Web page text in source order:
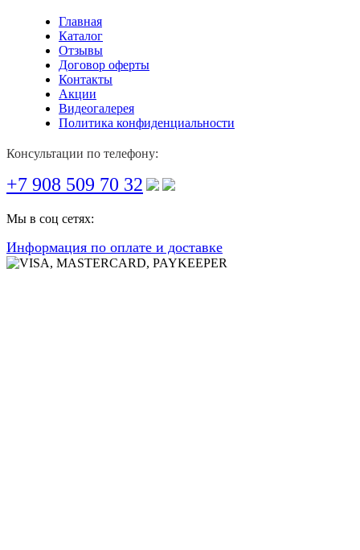
Главная
Каталог
Отзывы
Договор оферты
Контакты
Акции
Видеогалерея
Политика конфиденциальности
Консультации по телефону:
+7 908 509 70 32
Мы в соц сетях:
Информация по оплате и доставке